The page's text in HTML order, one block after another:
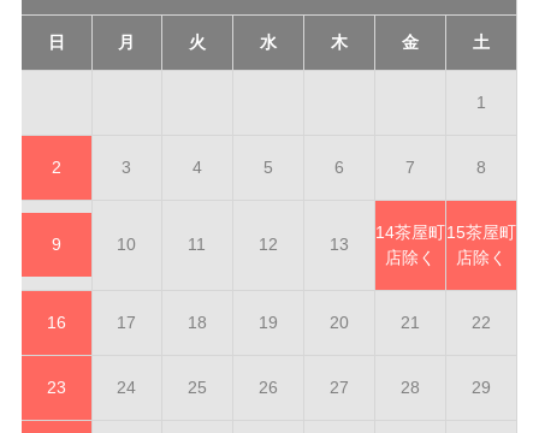
日 月 火 水 木 金 土
1
2 3 4 5 6 7 8
9 10 11 12 13
14茶屋町
店除く
15茶屋町
店除く
16 17 18 19 20 21 22
23 24 25 26 27 28 29